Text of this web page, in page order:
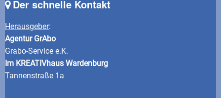
Der schnelle Kontakt
Herausgeber:
Agentur GrAbo
Grabo-Service e.K.
Im KREATIVhaus Wardenburg
Tannenstraße 1a